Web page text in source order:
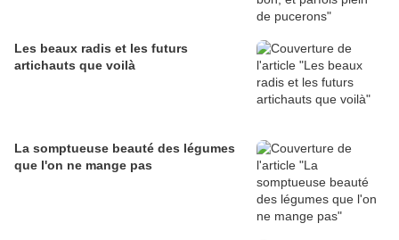
Les beaux radis et les futurs
artichauts que voilà
La somptueuse beauté des légumes
que l'on ne mange pas